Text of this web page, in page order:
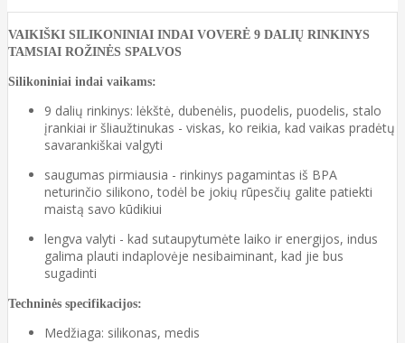
VAIKIŠKI SILIKONINIAI INDAI VOVERĖ 9 DALIŲ RINKINYS
TAMSIAI ROŽINĖS SPALVOS
Silikoniniai indai vaikams:
9 dalių rinkinys: lėkštė, dubenėlis, puodelis, puodelis, stalo
įrankiai ir šliaužtinukas - viskas, ko reikia, kad vaikas pradėtų
savarankiškai valgyti
saugumas pirmiausia - rinkinys pagamintas iš BPA
neturinčio silikono, todėl be jokių rūpesčių galite patiekti
maistą savo kūdikiui
lengva valyti - kad sutaupytumėte laiko ir energijos, indus
galima plauti indaplovėje nesibaiminant, kad jie bus
sugadinti
Techninės specifikacijos:
Medžiaga: silikonas, medis